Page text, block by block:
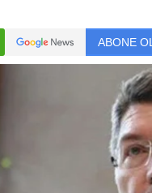
ABONE OL